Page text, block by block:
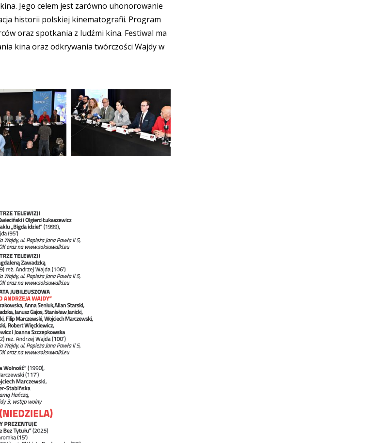
Jego celem jest zarówno uhonorowanie
historii polskiej kinematografii. Program
oraz spotkania z ludźmi kina. Festiwal ma
kina oraz odkrywania twórczości Wajdy w